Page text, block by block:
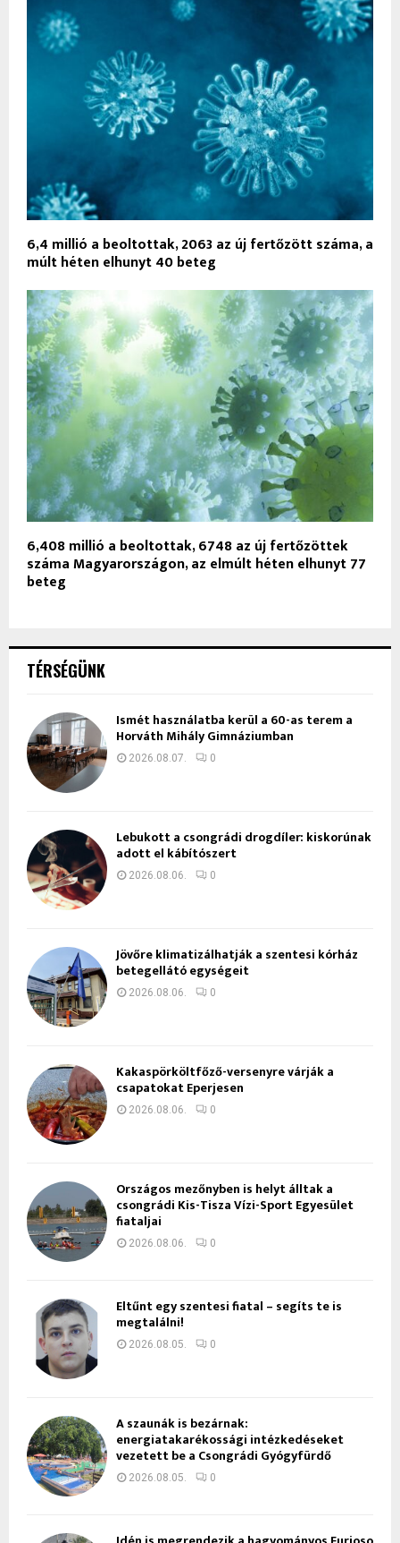
6,4 millió a beoltottak, 2063 az új fertőzött száma, a
múlt héten elhunyt 40 beteg
6,408 millió a beoltottak, 6748 az új fertőzöttek
száma Magyarországon, az elmúlt héten elhunyt 77
beteg
TÉRSÉGÜNK
Ismét használatba kerül a 60-as terem a
Horváth Mihály Gimnáziumban
2026.08.07. 0
Lebukott a csongrádi drogdíler: kiskorúnak
adott el kábítószert
2026.08.06. 0
Jövőre klimatizálhatják a szentesi kórház
betegellátó egységeit
2026.08.06. 0
Kakaspörköltfőző-versenyre várják a
csapatokat Eperjesen
2026.08.06. 0
Országos mezőnyben is helyt álltak a
csongrádi Kis-Tisza Vízi-Sport Egyesület
fiataljai
2026.08.06. 0
Eltűnt egy szentesi fiatal – segíts te is
megtalálni!
2026.08.05. 0
A szaunák is bezárnak:
energiatakarékossági intézkedéseket
vezetett be a Csongrádi Gyógyfürdő
2026.08.05. 0